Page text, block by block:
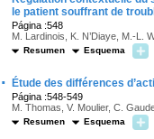
le patient souffrant de
Página :548
M. Lardinois, K. N’Diaye, M.-L.
Resumen Esquema
· Étude des différences
Página :548-549
M. Thomas, V. Moulier, C.
Resumen Esquema